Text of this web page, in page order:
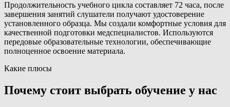
Продолжительность учебного цикла составляет 72 часа, после
завершения занятий слушатели получают удостоверение
установленного образца. Мы создали комфортные условия для
качественной подготовки медспециалистов. Используются
передовые образовательные технологии, обеспечивающие
полноценное освоение материала.
Какие плюсы
Почему стоит выбрать обучение у нас